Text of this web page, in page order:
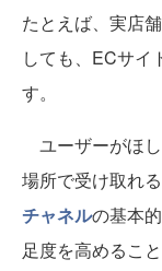
たとえば、実店
しても、ECサイ
す。
ユーザーがほ
場所で受け取れ
チャネルの基本
足度を高めるこ